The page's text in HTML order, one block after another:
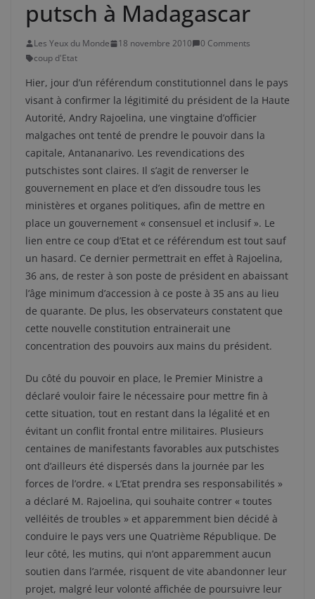
putsch à Madagascar
Les Yeux du Monde 18 novembre 2010
0 Comments
coup d'Etat
Hier, jour d’un référendum constitutionnel dans le pays
visant à confirmer la légitimité du président de la Haute
Autorité, Andry Rajoelina, une vingtaine d’officier
malgaches ont tenté de prendre le pouvoir dans la
capitale, Antananarivo. Les revendications des
putschistes sont claires. Il s’agit de renverser le
gouvernement en place et d’en dissoudre tous les
ministères et organes politiques, afin de mettre en
place un gouvernement « consensuel et inclusif ». Le
lien entre ce coup d’Etat et ce référendum est tout sauf
un hasard. Ce dernier permettrait en effet à Rajoelina,
36 ans, de rester à son poste de président en abaissant
l’âge minimum d’accession à ce poste à 35 ans au lieu
de quarante. De plus, les observateurs constatent que
cette nouvelle constitution entrainerait une
concentration des pouvoirs aux mains du président.
Du côté du pouvoir en place, le Premier Ministre a
déclaré vouloir faire le nécessaire pour mettre fin à
cette situation, tout en restant dans la légalité et en
évitant un conflit frontal entre militaires. Plusieurs
centaines de manifestants favorables aux putschistes
ont d’ailleurs été dispersés dans la journée par les
forces de l’ordre. « L’Etat prendra ses responsabilités »
a déclaré M. Rajoelina, qui souhaite contrer « toutes
velléités de troubles » et apparemment bien décidé à
conduire le pays vers une Quatrième République. De
leur côté, les mutins, qui n’ont apparemment aucun
soutien dans l’armée, risquent de vite abandonner leur
projet, malgré leur volonté affichée de poursuivre leur